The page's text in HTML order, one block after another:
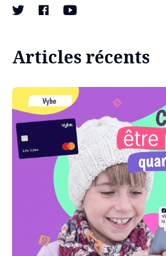
Articles récents